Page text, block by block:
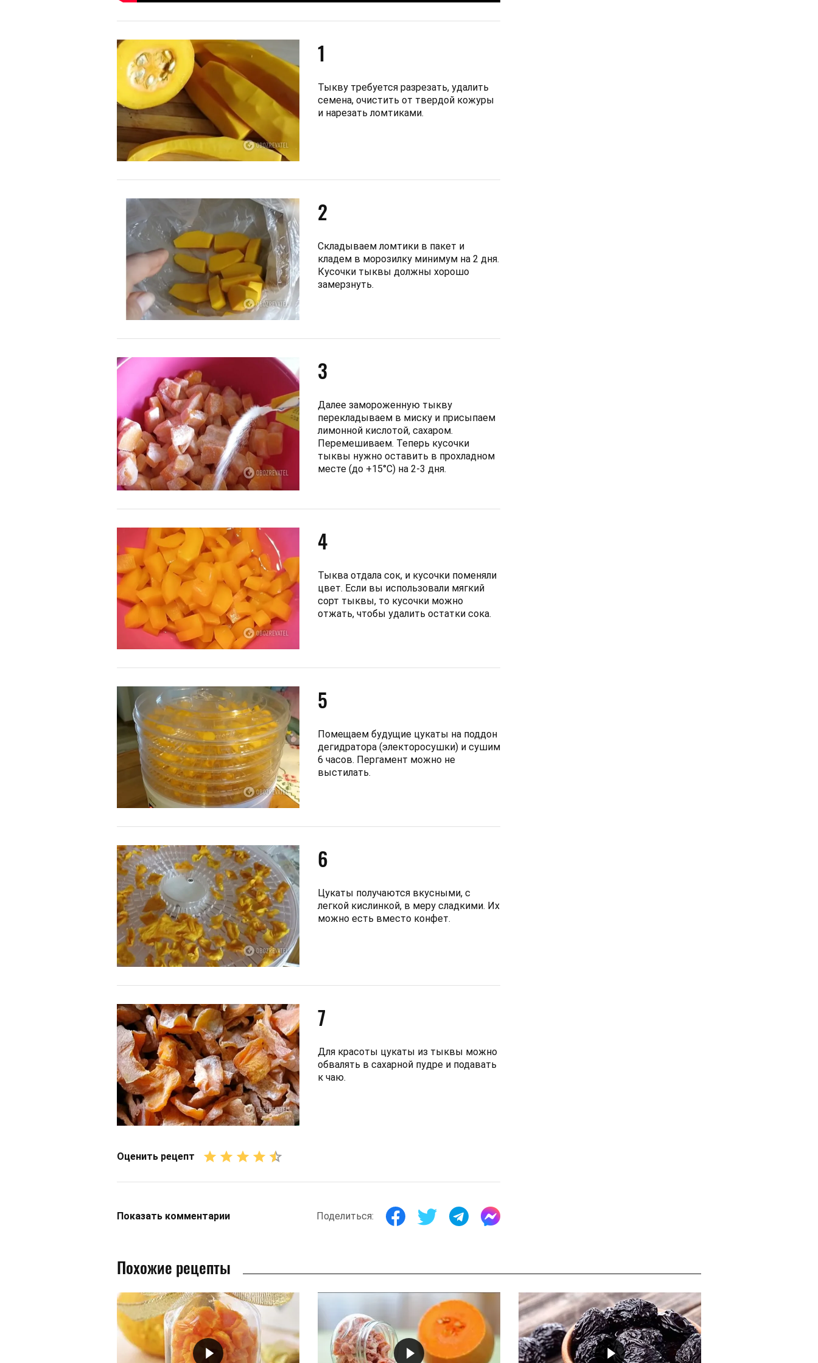
1
Тыкву требуется разрезать, удалить
семена, очистить от твердой кожуры
и нарезать ломтиками.
2
Складываем ломтики в пакет и
кладем в морозилку минимум на 2 дня.
Кусочки тыквы должны хорошо
замерзнуть.
3
Далее замороженную тыкву
перекладываем в миску и присыпаем
лимонной кислотой, сахаром.
Перемешиваем. Теперь кусочки
тыквы нужно оставить в прохладном
месте (до +15°С) на 2-3 дня.
4
Тыква отдала сок, и кусочки поменяли
цвет. Если вы использовали мягкий
сорт тыквы, то кусочки можно
отжать, чтобы удалить остатки сока.
5
Помещаем будущие цукаты на поддон
дегидратора (электоросушки) и сушим
6 часов. Пергамент можно не
выстилать.
6
Цукаты получаются вкусными, с
легкой кислинкой, в меру сладкими. Их
можно есть вместо конфет.
7
Для красоты цукаты из тыквы можно
обвалять в сахарной пудре и подавать
к чаю.
Оценить рецепт
Показать комментарии Поделиться:
Похожие рецепты